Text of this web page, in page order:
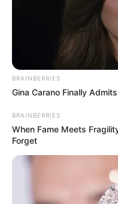
crisis deportiva que
en el partido de
El conjunto 'poderoso'
marcador global de4-2
Jonathan Marulanda en
marcador.
BRAINBERRIES
Gina Carano Finally
BRAINBERRIES
When Fame Meets
Forget